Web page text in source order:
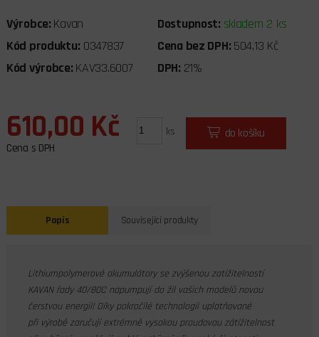
Výrobce: Kavan Dostupnost: skladem 2 ks
Kód produktu: 0347837 Cena bez DPH: 504,13 Kč
Kód výrobce: KAV33.6007 DPH: 21%
610,00 Kč
Cena s DPH
ks do košíku
Popis Související produkty
Lithiumpolymerové akumulátory se zvýšenou zatížitelností
KAVAN řady 40/80C napumpují do žil vašich modelů novou
čerstvou energii! Díky pokročilé technologii uplatňované
při výrobě zaručují extrémně vysokou proudovou zátížitelnost